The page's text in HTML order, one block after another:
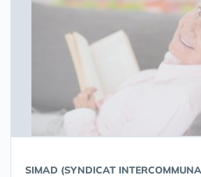
SIMAD (SYNDICAT